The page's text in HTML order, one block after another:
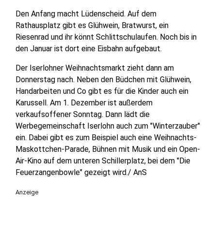
Den Anfang macht Lüdenscheid. Auf dem
Rathausplatz gibt es Glühwein, Bratwurst, ein
Riesenrad und ihr könnt Schlittschulaufen. Noch bis in
den Januar ist dort eine Eisbahn aufgebaut.
Der Iserlohner Weihnachtsmarkt zieht dann am
Donnerstag nach. Neben den Büdchen mit Glühwein,
Handarbeiten und Co gibt es für die Kinder auch ein
Karussell. Am 1. Dezember ist außerdem
verkaufsoffener Sonntag. Dann lädt die
Werbegemeinschaft Iserlohn auch zum "Winterzauber"
ein. Dabei gibt es zum Beispiel auch eine Weihnachts-
Maskottchen-Parade, Bühnen mit Musik und ein Open-
Air-Kino auf dem unteren Schillerplatz, bei dem "Die
Feuerzangenbowle" gezeigt wird./ AnS
Anzeige